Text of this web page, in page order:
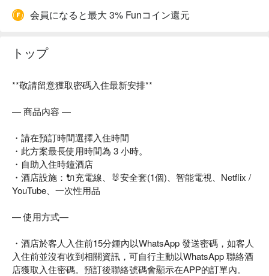
会員になると最大 3% Funコイン還元
トップ
**敬請留意獲取密碼入住最新安排**
— 商品內容 —
・請在預訂時間選擇入住時間
・此方案最長使用時間為 3 小時。
・自助入住時鐘酒店
・酒店設施：🔌充電線、🐰安全套(1個)、智能電視、Netflix /
YouTube、一次性用品
— 使用方式—
・酒店於客人入住前15分鍾內以WhatsApp 發送密碼，如客人
入住前並沒有收到相關資訊，可自行主動以WhatsApp 聯絡酒
店獲取入住密碼。預訂後聯絡號碼會顯示在APP的訂單內。